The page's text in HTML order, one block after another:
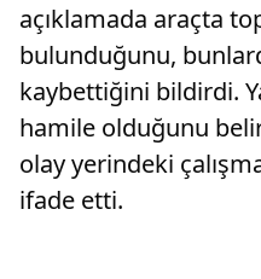
açıklamada araçta
bulunduğunu,
kaybettiğini bildirdi.
hamile olduğunu
olay yerindeki
ifade etti.